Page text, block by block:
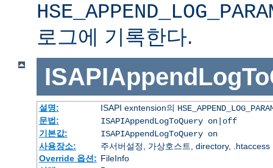
로그에 기록한다.
설명: ISAPI exntension의
문법:
ISAPIAppendLogToQuery on|off
기본값:
ISAPIAppendLogToQuery on
사용장소:
주서버설정, 가상호스트, directory, .htaccess
Override 옵션: FileInfo